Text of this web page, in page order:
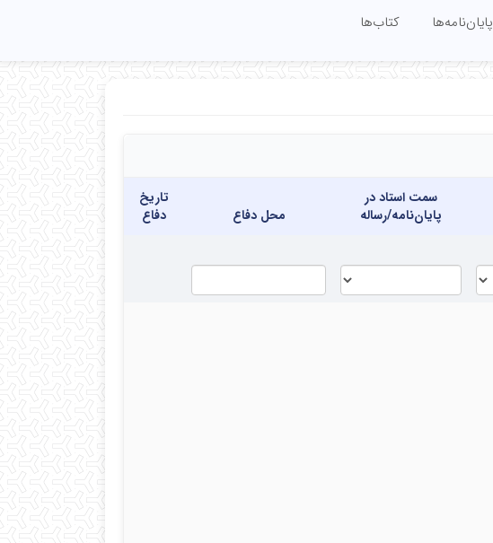
پایان‌نامه‌ها کتاب‌ها
سمت استاد در
پایان‌نامه/رساله
محل دفاع
تاریخ
دفاع